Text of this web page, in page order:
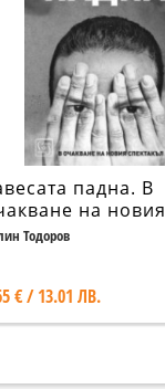
падна. В
на новия
Тодоров
€ / 13.01 ЛВ.